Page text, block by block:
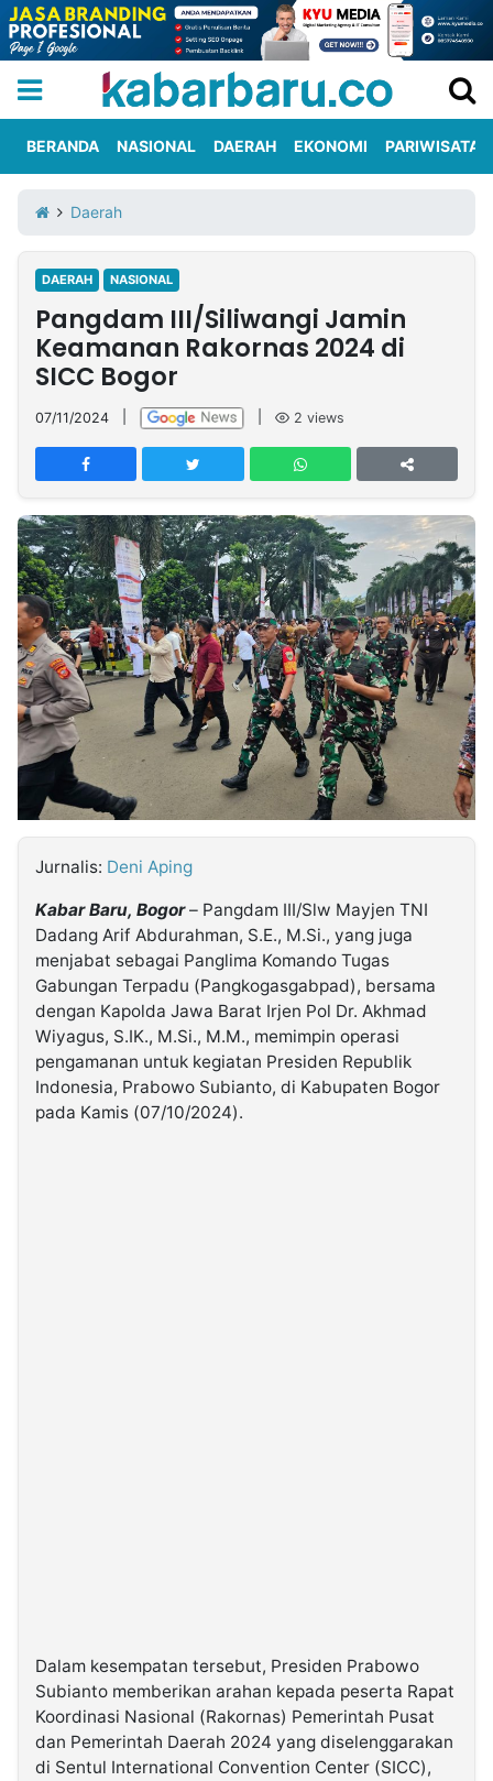
Iklan
Berita
Kami
Nasional
International
Olahraga
Entertainment
Daerah
Pariwisata
Kuliner
Kolom
Network
PT
TREETAN
INDONESIA
Partner
Insight
NTB
Suara
Time
Lens
IDN
Daily
Jogja
Jalan
Rakyat
Idealita
News
Kita
Notice
Radar
Baru
Seedbacklink
Follow
Kabarbaru
2026
BERANDA NASIONAL DAERAH EKONOMI PARIWISATA
Daerah
DAERAH NASIONAL
Pangdam III/Siliwangi Jamin
Keamanan Rakornas 2024 di
SICC Bogor
07/11/2024 2 views
Jurnalis: Deni Aping
Kabar Baru, Bogor– Pangdam III/Slw Mayjen TNI
Dadang Arif Abdurahman, S.E., M.Si., yang juga
menjabat sebagai Panglima Komando Tugas
Gabungan Terpadu (Pangkogasgabpad), bersama
dengan Kapolda Jawa Barat Irjen Pol Dr. Akhmad
Wiyagus, S.IK., M.Si., M.M., memimpin operasi
pengamanan untuk kegiatan Presiden Republik
Indonesia, Prabowo Subianto, di Kabupaten Bogor
pada Kamis (07/10/2024).
Dalam kesempatan tersebut, Presiden Prabowo
Subianto memberikan arahan kepada peserta Rapat
Koordinasi Nasional (Rakornas) Pemerintah Pusat
dan Pemerintah Daerah 2024 yang diselenggarakan
di Sentul International Convention Center (SICC),